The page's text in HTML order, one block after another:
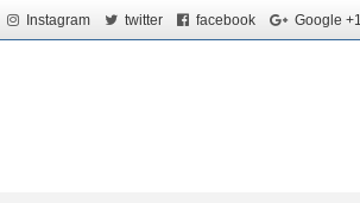
Instagram twitter facebook Google +1